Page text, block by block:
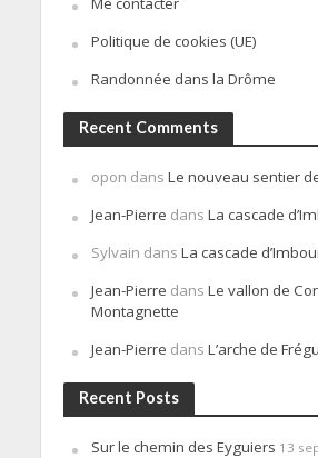
Politique de cookies (UE)
Randonnée dans la Drôme
Recent Comments
opon dans Le nouveau sentier
Jean-Pierre dans La cascade
Sylvain dans La cascade
Jean-Pierre dans Le vallon de
Montagnette
Jean-Pierre dans L’arche de
Recent Posts
Sur le chemin des Eyguiers 13